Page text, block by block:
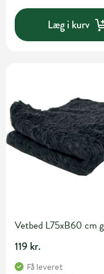
Læg i kurv
Vetbed L75xB60 cm
119 kr.
Få leveret